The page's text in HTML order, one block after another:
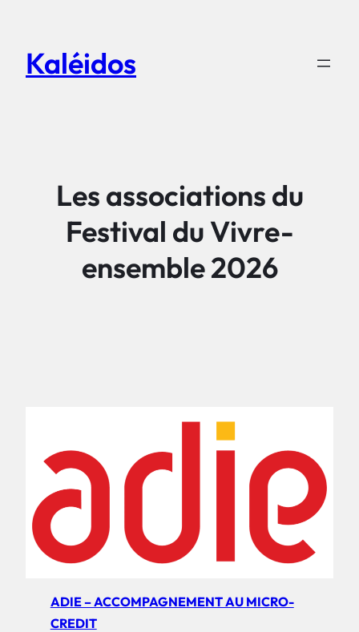
contenu
Kaléidos
Les associations du
Festival du Vivre-
ensemble 2026
ADIE – ACCOMPAGNEMENT AU MICRO-
CREDIT